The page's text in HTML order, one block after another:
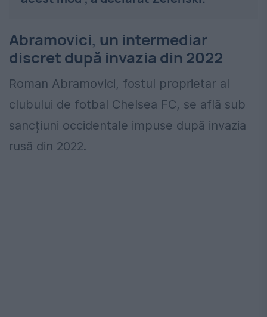
Abramovici, un intermediar
discret după invazia din 2022
Roman Abramovici, fostul proprietar al
clubului de fotbal Chelsea FC, se află sub
sancțiuni occidentale impuse după invazia
rusă din 2022.